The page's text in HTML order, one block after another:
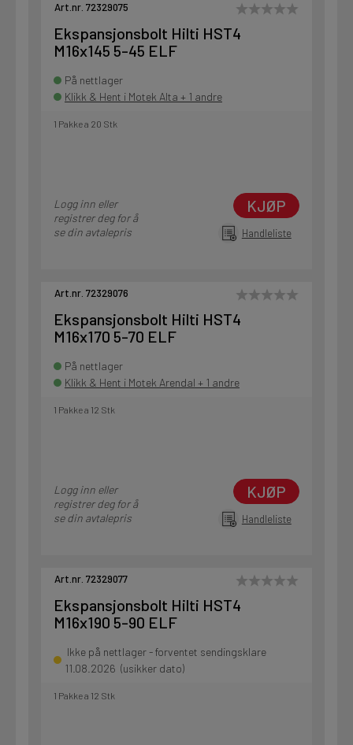
Art.nr. 72329075
Ekspansjonsbolt Hilti HST4
M16x145 5-45 ELF
På nettlager
Klikk & Hent i Motek Alta + 1 andre
1 Pakke a 20 Stk
Logg inn eller
registrer deg for å
se din avtalepris
KJØP
Handleliste
Art.nr. 72329076
Ekspansjonsbolt Hilti HST4
M16x170 5-70 ELF
På nettlager
Klikk & Hent i Motek Arendal + 1 andre
1 Pakke a 12 Stk
Logg inn eller
registrer deg for å
se din avtalepris
KJØP
Handleliste
Art.nr. 72329077
Ekspansjonsbolt Hilti HST4
M16x190 5-90 ELF
Ikke på nettlager - forventet sendingsklare
11.08.2026 (usikker dato)
1 Pakke a 12 Stk